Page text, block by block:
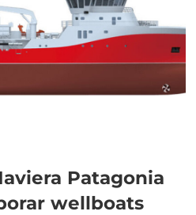
Patagonia
wellboats